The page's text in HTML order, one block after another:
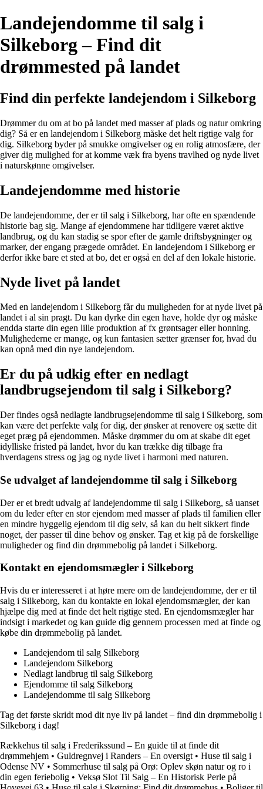
Landejendomme til salg i
Silkeborg – Find dit
drømmested på landet
Find din perfekte landejendom i Silkeborg
Drømmer du om at bo på landet med masser af plads og natur omkring
dig? Så er en landejendom i Silkeborg måske det helt rigtige valg for
dig. Silkeborg byder på smukke omgivelser og en rolig atmosfære, der
giver dig mulighed for at komme væk fra byens travlhed og nyde livet
i naturskønne omgivelser.
Landejendomme med historie
De landejendomme, der er til salg i Silkeborg, har ofte en spændende
historie bag sig. Mange af ejendommene har tidligere været aktive
landbrug, og du kan stadig se spor efter de gamle driftsbygninger og
marker, der engang prægede området. En landejendom i Silkeborg er
derfor ikke bare et sted at bo, det er også en del af den lokale historie.
Nyde livet på landet
Med en landejendom i Silkeborg får du muligheden for at nyde livet på
landet i al sin pragt. Du kan dyrke din egen have, holde dyr og måske
endda starte din egen lille produktion af fx grøntsager eller honning.
Mulighederne er mange, og kun fantasien sætter grænser for, hvad du
kan opnå med din nye landejendom.
Er du på udkig efter en nedlagt
landbrugsejendom til salg i Silkeborg?
Der findes også nedlagte landbrugsejendomme til salg i Silkeborg, som
kan være det perfekte valg for dig, der ønsker at renovere og sætte dit
eget præg på ejendommen. Måske drømmer du om at skabe dit eget
idylliske fristed på landet, hvor du kan trække dig tilbage fra
hverdagens stress og jag og nyde livet i harmoni med naturen.
Se udvalget af landejendomme til salg i Silkeborg
Der er et bredt udvalg af landejendomme til salg i Silkeborg, så uanset
om du leder efter en stor ejendom med masser af plads til familien eller
en mindre hyggelig ejendom til dig selv, så kan du helt sikkert finde
noget, der passer til dine behov og ønsker. Tag et kig på de forskellige
muligheder og find din drømmebolig på landet i Silkeborg.
Kontakt en ejendomsmægler i Silkeborg
Hvis du er interesseret i at høre mere om de landejendomme, der er til
salg i Silkeborg, kan du kontakte en lokal ejendomsmægler, der kan
hjælpe dig med at finde det helt rigtige sted. En ejendomsmægler har
indsigt i markedet og kan guide dig gennem processen med at finde og
købe din drømmebolig på landet.
Landejendom til salg Silkeborg
Landejendom Silkeborg
Nedlagt landbrug til salg Silkeborg
Ejendomme til salg Silkeborg
Landejendomme til salg Silkeborg
Tag det første skridt mod dit nye liv på landet – find din drømmebolig i
Silkeborg i dag!
Rækkehus til salg i Frederikssund – En guide til at finde dit
drømmehjem • Guldregnvej i Randers – En oversigt • Huse til salg i
Odense NV • Sommerhuse til salg på Orø: Oplev skøn natur og ro i
din egen feriebolig • Veksø Slot Til Salg – En Historisk Perle på